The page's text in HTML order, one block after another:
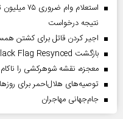
استعلام
نتیجه درخواست
اجیر کردن قاتل برای کشتن
بازگشت Black Flag Resynced خبری جذاب برای دوستداران بازی
معجزه، نقشه شوهرکشی را
توصیه‌های هلال‌احمر برای
جام‌جهانی مهاجران